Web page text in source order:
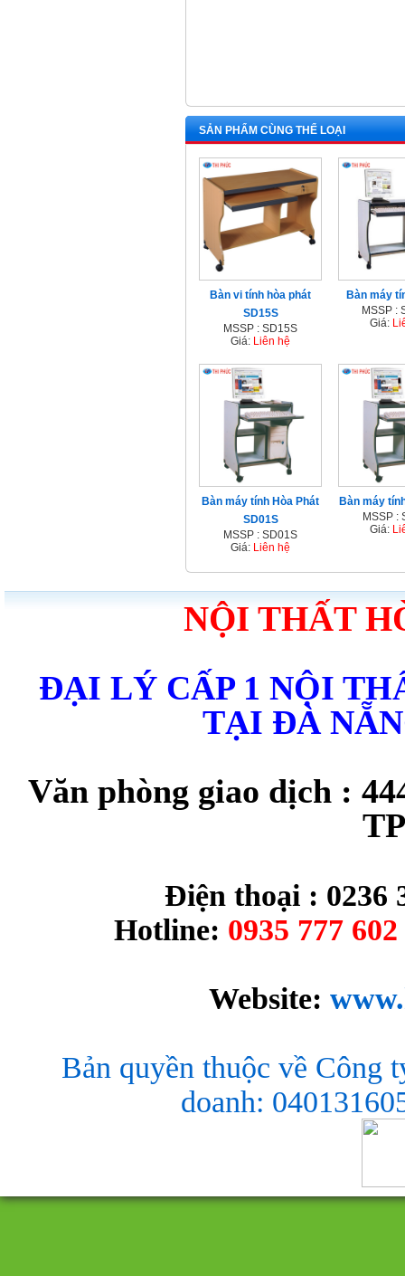
SẢN PHẨM CÙNG THỂ LOẠI
Bàn vi tính hòa phát
SD15S
MSSP : SD15S
Giá: Liên hệ
Bàn máy
MSSP :
Giá:
Bàn máy tính Hòa Phát
SD01S
MSSP : SD01S
Giá: Liên hệ
Bàn máy
MSSP :
Giá:
NỘI THẤT
ĐẠI LÝ CẤP 1 NỘI
TẠI ĐÀ
Văn phòng giao dịch :
Điện thoại : 0236
Hotline: 0935 777
Website:
Bản quyền thuộc về Công
doanh: